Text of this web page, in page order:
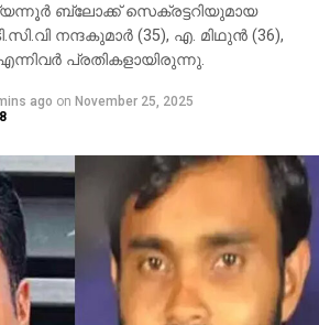
ബ്ലോക്ക് സെക്രട്ടറിയുമായ
നന്ദകുമാര്‍ (35), എ. മിഥുന്‍ (36),
പ്രതികളായിരുന്നു.
ago on November 25, 2025